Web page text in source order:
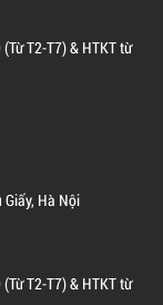
T2-T7) & HTKT từ
Hà Nội
T2-T7) & HTKT từ